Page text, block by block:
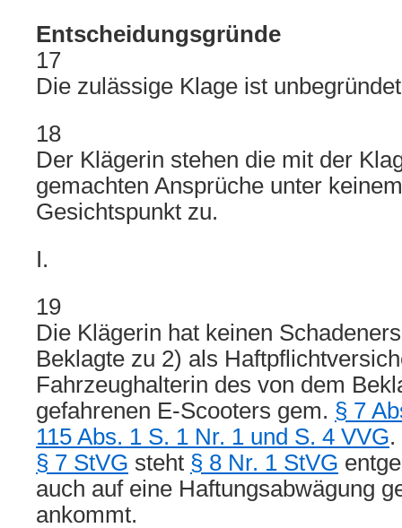
Entscheidungsgründe
17
Die zulässige Klage ist
18
Der Klägerin stehen die mit der
gemachten Ansprüche unter
Gesichtspunkt zu.
I.
19
Die Klägerin hat keinen
Beklagte zu 2) als
Fahrzeughalterin des von dem
gefahrenen E-Scooters gem. § 7
115 Abs. 1 S. 1 Nr. 1 und S. 4 VVG.
§ 7 StVG steht § 8 Nr. 1 StVG
auch auf eine Haftungsabwägung
ankommt.